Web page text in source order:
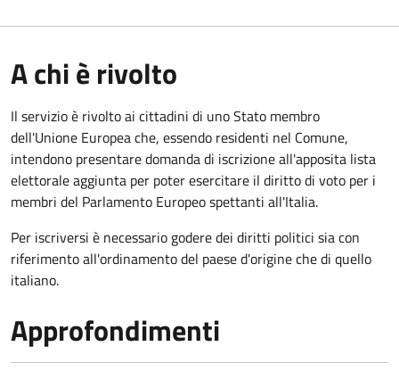
A chi è rivolto
Il servizio è rivolto ai cittadini di uno Stato membro
dell'Unione Europea che, essendo residenti nel Comune,
intendono presentare domanda di iscrizione all'apposita lista
elettorale aggiunta per poter esercitare il diritto di voto per i
membri del Parlamento Europeo spettanti all'Italia.
Per iscriversi è necessario godere dei diritti politici sia con
riferimento all'ordinamento del paese d'origine che di quello
italiano.
Approfondimenti